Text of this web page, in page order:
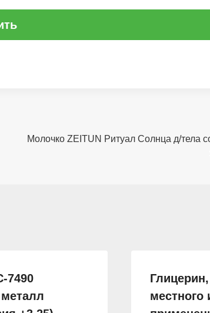
Молочко ZEITUN Ритуал Солнца д/тела
7490
местного